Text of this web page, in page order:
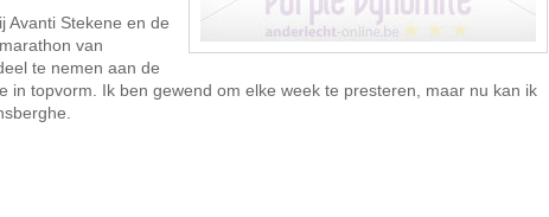
Avanti Stekene en de
van
te nemen aan de
topvorm. Ik ben gewend om elke week te presteren, maar nu kan ik